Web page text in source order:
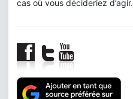
cas où vous décideriez d’agir.